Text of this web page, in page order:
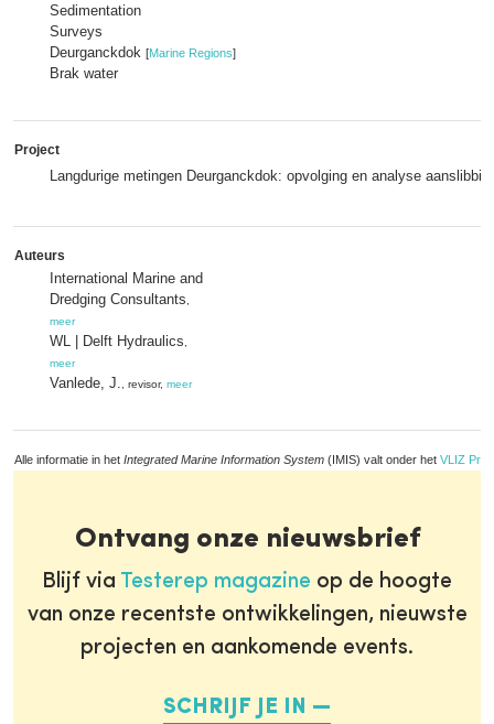
Sedimentation
Surveys
Deurganckdok [Marine Regions]
Brak water
Project
Langdurige metingen Deurganckdok: opvolging en analyse
Auteurs
International Marine and
Dredging Consultants
meer
WL | Delft Hydraulics
meer
Vanlede, J. , revisor, meer
Alle informatie in het Integrated Marine Information System (IMIS) valt onder het VLIZ
Ontvang onze nieuwsbrief
Blijf via Testerep magazine op de hoogte
van onze recentste ontwikkelingen, nieuwste
projecten en aankomende events.
SCHRIJF JE IN